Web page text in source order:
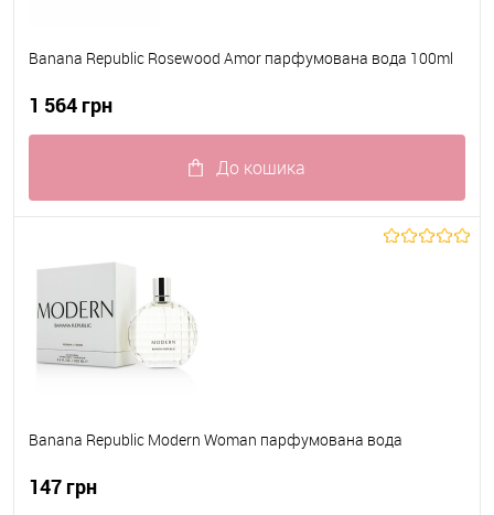
Banana Republic Rosewood Amor парфумована вода 100ml
1 564 грн
До кошика
Banana Republic Modern Woman парфумована вода
147 грн